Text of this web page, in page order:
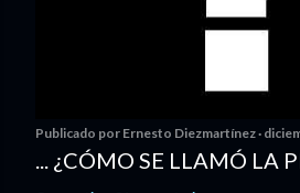
Publicado por Ernesto Diezmartínez
... ¿CÓMO SE LLAMÓ LA